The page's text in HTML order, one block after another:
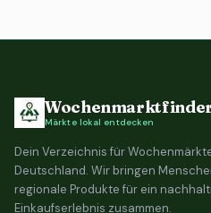
Märkte lokal entdecken
Dein Verzeichnis für
Deutschland. Wir bringen
regionale Produkte für ein
Einkaufserlebnis zusammen.